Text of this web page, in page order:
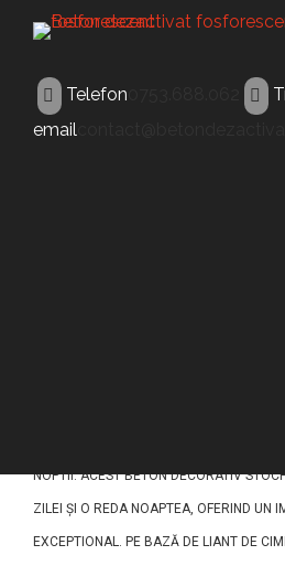
Telefon
email
NOPTII. ACEST BETON DECORATIV
ZILEI ȘI O REDA NOAPTEA, OFERIND UN
EXCEPTIONAL. PE BAZĂ DE LIANT DE